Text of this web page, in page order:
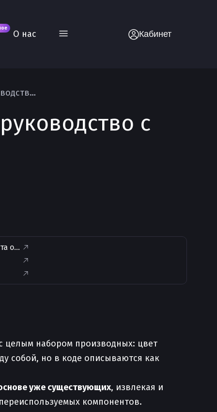
О нас Кабинет
Относительные цвета в CSS — Полное руководство с примерами
с
особенно полезны
целым набором производных: цвет
собой, но в коде описываются как
уже существующих, извлекая и
компонентов.